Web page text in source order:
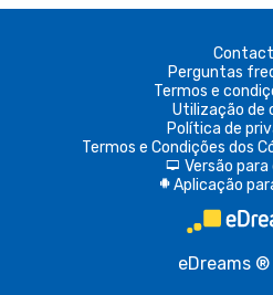
Perguntas
Termos e
Utilização de
Política de
Termos e Condições dos
d Versão
A Aplicação
eDreams